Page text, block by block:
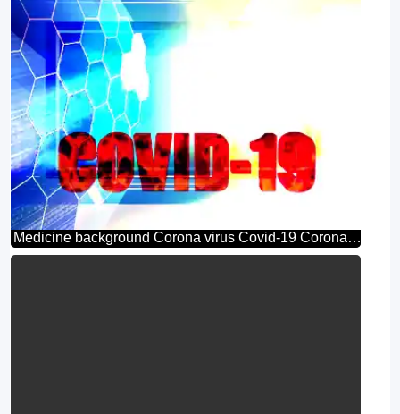
Medicine background Corona virus Covid-19 Coronavirus disease 2019 2020